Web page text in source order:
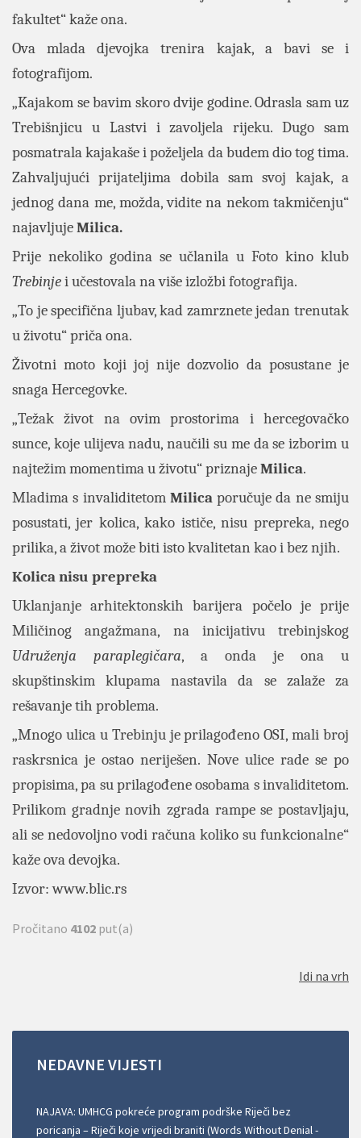
fakultet“ kaže ona.
Ova mlada djevojka trenira kajak, a bavi se i
fotografijom.
„Kajakom se bavim skoro dvije godine. Odrasla sam uz
Trebišnjicu u Lastvi i zavoljela rijeku. Dugo sam
posmatrala kajakaše i poželjela da budem dio tog tima.
Zahvaljujući prijateljima dobila sam svoj kajak, a
jednog dana me, možda, vidite na nekom takmičenju“
najavljujeMilica.
Prije nekoliko godina se učlanila u Foto kino klub
Trebinjei učestovala na više izložbi fotografija.
„To je specifična ljubav, kad zamrznete jedan trenutak
u životu“ priča ona.
Životni moto koji joj nije dozvolio da posustane je
snaga Hercegovke.
„Težak život na ovim prostorima i hercegovačko
sunce, koje ulijeva nadu, naučili su me da se izborim u
najtežim momentima u životu“ priznajeMilica.
Mladima s invaliditetom Milicaporučuje da ne smiju
posustati, jer kolica, kako ističe, nisu prepreka, nego
prilika, a život može biti isto kvalitetan kao i bez njih.
Kolica nisu prepreka
Uklanjanje arhitektonskih barijera počelo je prije
Miličinog angažmana, na inicijativu trebinjskog
Udruženja paraplegičara, a onda je ona u
skupštinskim klupama nastavila da se zalaže za
rešavanje tih problema.
„Mnogo ulica u Trebinju je prilagođeno OSI, mali broj
raskrsnica je ostao neriješen. Nove ulice rade se po
propisima, pa su prilagođene osobama s invaliditetom.
Prilikom gradnje novih zgrada rampe se postavljaju,
ali se nedovoljno vodi računa koliko su funkcionalne“
kaže ova devojka.
Izvor:www.blic.rs
Pročitano 4102 put(a)
Idi na vrh
NEDAVNE VIJESTI
NAJAVA: UMHCG pokreće program podrške Riječi bez
poricanja – Riječi koje vrijedi braniti (Words Without Denial -